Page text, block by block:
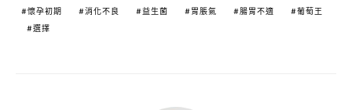
懷孕初期 消化不良 益生菌 胃脹氣 腸胃不適
葡萄王
選擇